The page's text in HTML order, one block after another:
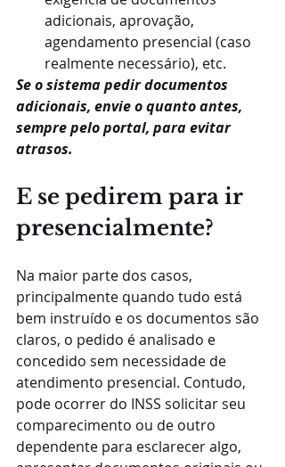
adicionais, aprovação,
agendamento presencial (caso
realmente necessário), etc.
Se o sistema pedir documentos
adicionais, envie o quanto antes,
sempre pelo portal, para evitar
atrasos.
E se pedirem para ir
presencialmente?
Na maior parte dos casos,
principalmente quando tudo está
bem instruído e os documentos são
claros, o pedido é analisado e
concedido sem necessidade de
atendimento presencial. Contudo,
pode ocorrer do INSS solicitar seu
comparecimento ou de outro
dependente para esclarecer algo,